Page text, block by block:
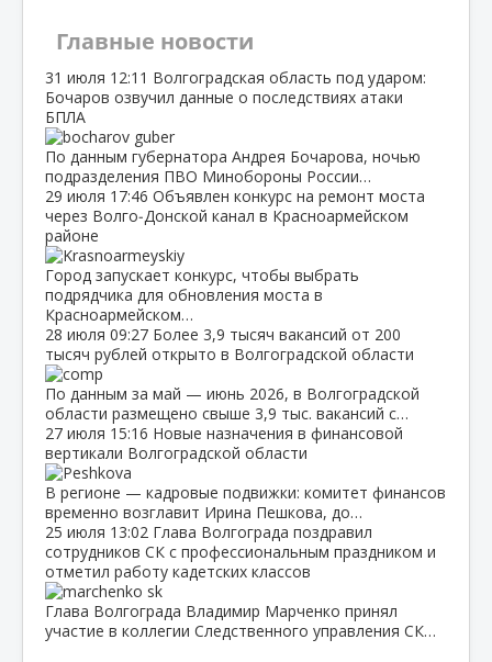
Главные новости
31 июля 12:11 Волгоградская область под ударом:
Бочаров озвучил данные о последствиях атаки
БПЛА
По данным губернатора Андрея Бочарова, ночью
подразделения ПВО Минобороны России…
29 июля 17:46 Объявлен конкурс на ремонт моста
через Волго‑Донской канал в Красноармейском
районе
Город запускает конкурс, чтобы выбрать
подрядчика для обновления моста в
Красноармейском…
28 июля 09:27 Более 3,9 тысяч вакансий от 200
тысяч рублей открыто в Волгоградской области
По данным за май — июнь 2026, в Волгоградской
области размещено свыше 3,9 тыс. вакансий с…
27 июля 15:16 Новые назначения в финансовой
вертикали Волгоградской области
В регионе — кадровые подвижки: комитет финансов
временно возглавит Ирина Пешкова, до…
25 июля 13:02 Глава Волгограда поздравил
сотрудников СК с профессиональным праздником и
отметил работу кадетских классов
Глава Волгограда Владимир Марченко принял
участие в коллегии Следственного управления СК…